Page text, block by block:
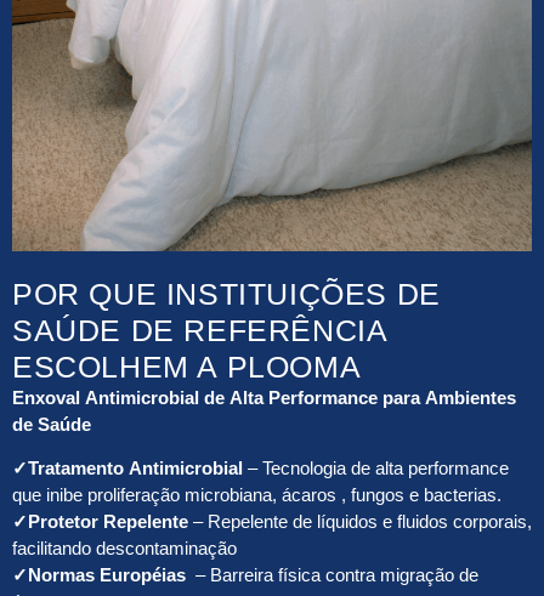
POR QUE INSTITUIÇÕES DE
SAÚDE DE REFERÊNCIA
ESCOLHEM A PLOOMA
Enxoval Antimicrobial de Alta Performance para Ambientes
de Saúde
✓Tratamento Antimicrobial – Tecnologia de alta performance
que inibe proliferação microbiana, ácaros , fungos e bacterias.
✓Protetor Repelente – Repelente de líquidos e fluidos corporais,
facilitando descontaminação
✓Normas Européias – Barreira física contra migração de